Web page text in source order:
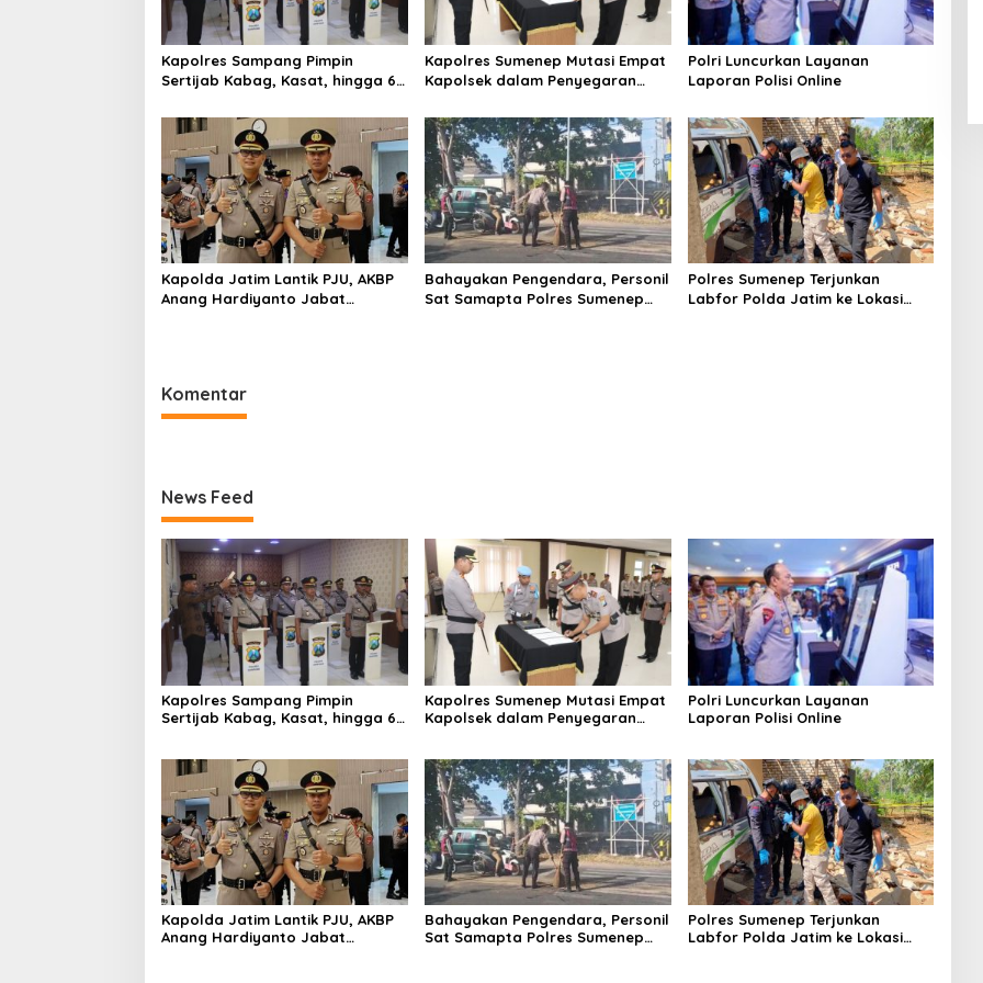
o
s
Kapolres Sampang Pimpin
Sertijab Kabag, Kasat, hingga 6
Kapolres Sumenep Mutasi Empat
Kapolsek dalam Penyegaran
Polri Luncurkan Layanan
Laporan Polisi Online
Kapolda Jatim Lantik PJU, AKBP
Anang Hardiyanto Jabat
Bahayakan Pengendara, Personil
Sat Samapta Polres Sumenep
Polres Sumenep Terjunkan
Labfor Polda Jatim ke Lokasi
Komentar
News Feed
Kapolres Sampang Pimpin
Sertijab Kabag, Kasat, hingga 6
Kapolres Sumenep Mutasi Empat
Kapolsek dalam Penyegaran
Polri Luncurkan Layanan
Laporan Polisi Online
Kapolda Jatim Lantik PJU, AKBP
Anang Hardiyanto Jabat
Bahayakan Pengendara, Personil
Sat Samapta Polres Sumenep
Polres Sumenep Terjunkan
Labfor Polda Jatim ke Lokasi